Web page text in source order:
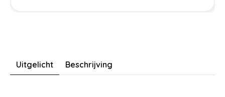
Uitgelicht Beschrijving